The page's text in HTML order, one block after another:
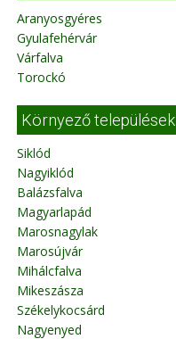
Aranyosgyéres
Gyulafehérvár
Várfalva
Torockó
Környező települések
Siklód
Nagyiklód
Balázsfalva
Magyarlapád
Marosnagylak
Marosújvár
Mihálcfalva
Mikeszásza
Székelykocsárd
Nagyenyed